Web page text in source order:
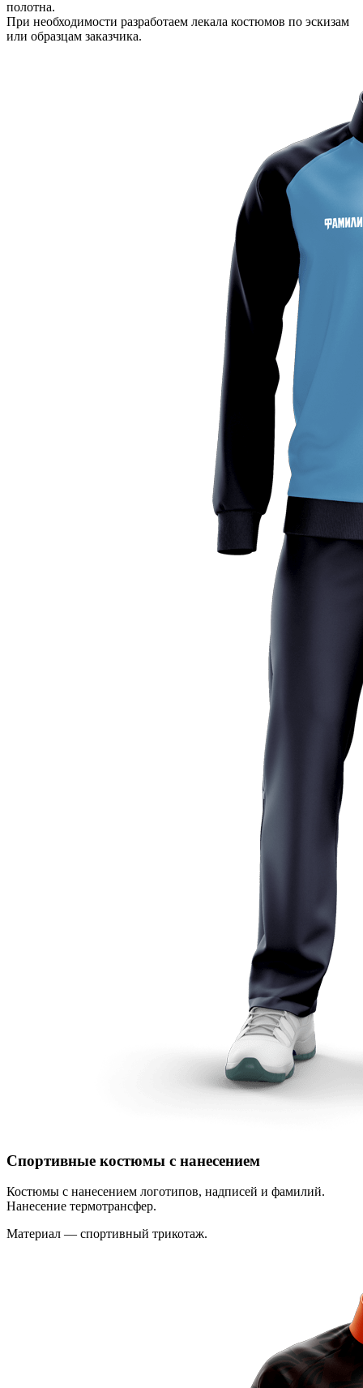
полотна.
При необходимости разработаем лекала костюмов по эскизам
или образцам заказчика.
Спортивные костюмы с нанесением
Костюмы с нанесением логотипов, надписей и фамилий.
Нанесение термотрансфер.
Материал — спортивный трикотаж.